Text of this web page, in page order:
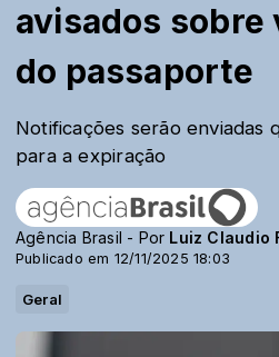
avisados sobre
do passaporte
Notificações serão enviadas
para a expiração
Agência Brasil - Por Luiz Claudio
Publicado em 12/11/2025 18:03
Geral